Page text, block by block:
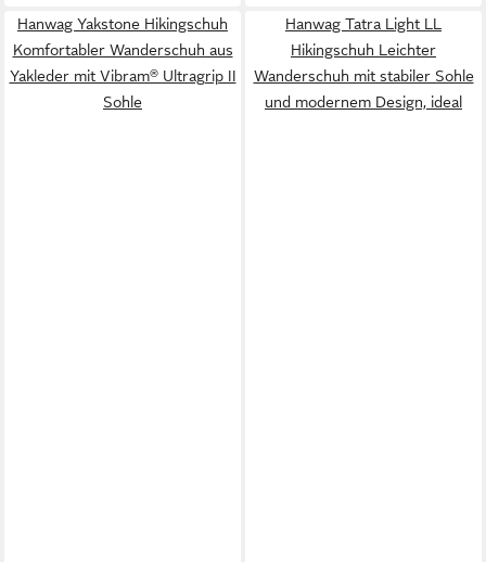
Hanwag Yakstone Hikingschuh
Komfortabler Wanderschuh aus
Yakleder mit Vibram® Ultragrip II
Sohle
Hanwag Tatra Light LL
Hikingschuh Leichter
Wanderschuh mit stabiler Sohle
und modernem Design, ideal